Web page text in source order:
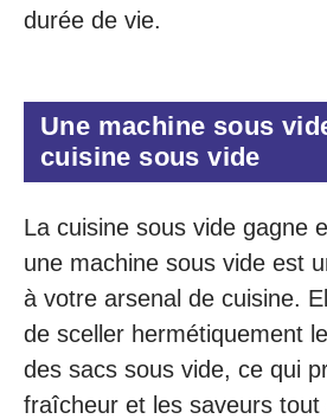
durée de vie.
Une machine sous
cuisine sous vide
La cuisine sous vide gagne
une machine sous vide est
à votre arsenal de cuisine.
de sceller hermétiquement
des sacs sous vide, ce qui
fraîcheur et les saveurs